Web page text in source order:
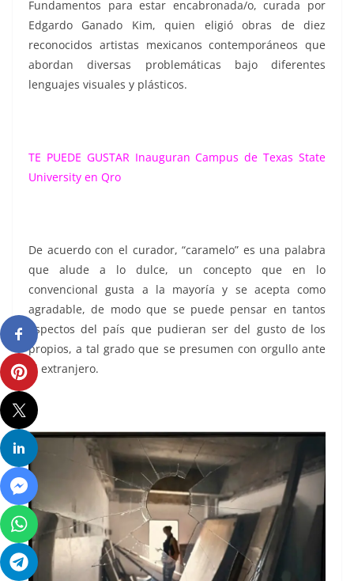
Fundamentos para estar encabronada/o, curada por
Edgardo Ganado Kim, quien eligió obras de diez
reconocidos artistas mexicanos contemporáneos que
abordan diversas problemáticas bajo diferentes
lenguajes visuales y plásticos.
TE PUEDE GUSTAR Inauguran Campus de Texas State
University en Qro
De acuerdo con el curador, “caramelo” es una palabra
que alude a lo dulce, un concepto que en lo
convencional gusta a la mayoría y se acepta como
agradable, de modo que se puede pensar en tantos
aspectos del país que pudieran ser del gusto de los
propios, a tal grado que se presumen con orgullo ante
el extranjero.